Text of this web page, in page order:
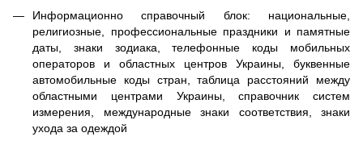
Информационно справочный блок: национальные,
религиозные, профессиональные праздники и памятные
даты, знаки зодиака, телефонные коды мобильных
операторов и областных центров Украины, буквенные
автомобильные коды стран, таблица расстояний между
областными центрами Украины, справочник систем
измерения, международные знаки соответствия, знаки
ухода за одеждой